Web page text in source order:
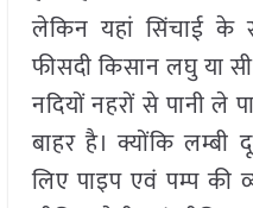
लेकिन यहां सिंचाई
फीसदी किसान लघु या
नदियों नहरों से पानी ले
बाहर है। क्योंकि
लिए पाइप एवं पम्प की